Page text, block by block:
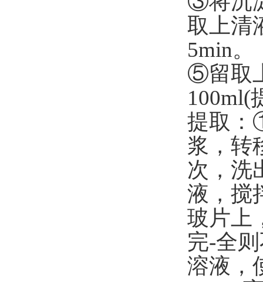
取上清
5min。
⑤留取
100ml(
提取：
浆，转
次，洗
液，搅
玻片上
完-全
溶液，